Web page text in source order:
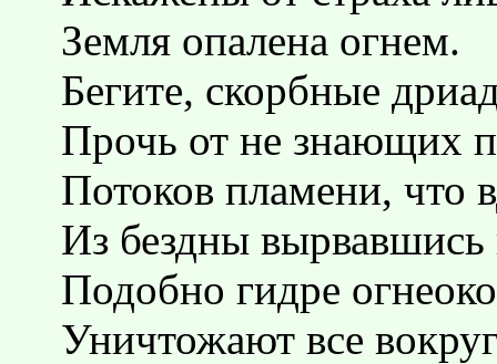
Земля опалена огнем.
Бегите, скорбные
Прочь от не знающих
Потоков пламени, что
Из бездны вырвавшись
Подобно гидре
Уничтожают все